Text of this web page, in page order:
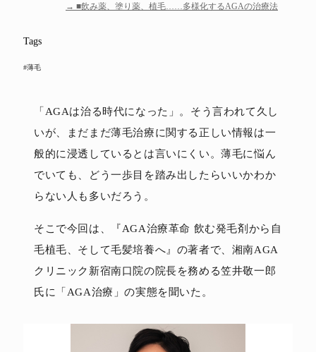
■飲み薬、塗り薬、植毛……多様化するAGAの治療法
Tags
#薄毛
「AGAは治る時代になった」。そう言われて久し
いが、まだまだ薄毛治療に関する正しい情報は一
般的に浸透しているとは言いにくい。薄毛に悩ん
でいても、どう一歩目を踏み出したらいいかわか
らない人も多いだろう。
そこで今回は、『AGA治療革命 飲む発毛剤から自
毛植毛、そして毛髪培養へ』の著者で、湘南AGA
クリニック新宿南口院の院長を務める笠井敬一郎
氏に「AGA治療」の実態を聞いた。